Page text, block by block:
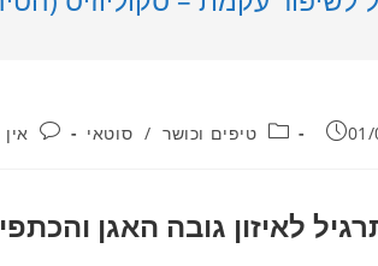
טיפים וכושר / סוטאי
לאיזון גובה האגן